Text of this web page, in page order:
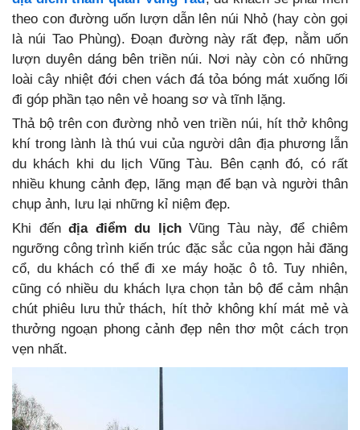
theo con đường uốn lượn dẫn lên núi Nhỏ (hay còn gọi
là núi Tao Phùng). Đoạn đường này rất đẹp, nằm uốn
lượn duyên dáng bên triền núi. Nơi này còn có những
loài cây nhiệt đới chen vách đá tỏa bóng mát xuống lối
đi góp phần tạo nên vẻ hoang sơ và tĩnh lặng.
Thả bộ trên con đường nhỏ ven triền núi, hít thở không
khí trong lành là thú vui của người dân địa phương lẫn
du khách khi du lịch Vũng Tàu. Bên cạnh đó, có rất
nhiều khung cảnh đẹp, lãng mạn để bạn và người thân
chụp ảnh, lưu lại những kỉ niệm đẹp.
Khi đến địa điểm du lịchVũng Tàu này, để chiêm
ngưỡng công trình kiến trúc đặc sắc của ngọn hải đăng
cổ, du khách có thể đi xe máy hoặc ô tô. Tuy nhiên,
cũng có nhiều du khách lựa chọn tản bộ để cảm nhận
chút phiêu lưu thử thách, hít thở không khí mát mẻ và
thưởng ngoạn phong cảnh đẹp nên thơ một cách trọn
vẹn nhất.